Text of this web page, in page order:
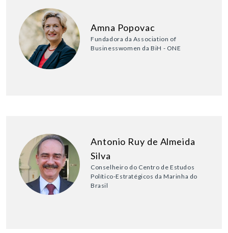
Amna Popovac
Fundadora da Association of
Businesswomen da BiH - ONE
Antonio Ruy de Almeida
Silva
Conselheiro do Centro de Estudos
Político-Estratégicos da Marinha do
Brasil